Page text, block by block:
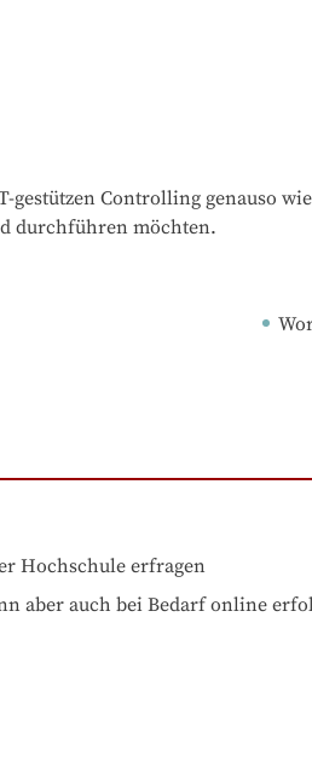
Controlling genauso
durchführen möchten.
Hochschule erfragen
aber auch bei Bedarf online